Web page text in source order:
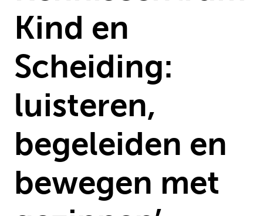
Kind en
Scheiding:
luisteren,
begeleiden en
bewegen met